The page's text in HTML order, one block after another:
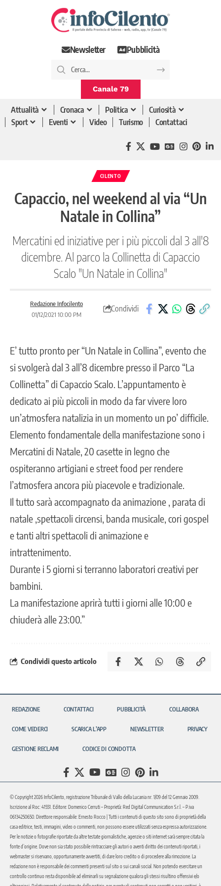
Newsletter Pubblicità
Canale 79
Attualità Cronaca Politica
Curiosità
Sport
Eventi Video Turismo Contattaci
CILENTO
Capaccio, nel weekend al via “Un
Natale in Collina”
Mercatini ed iniziative per i più piccoli dal 3 all'8
dicembre. Al parco la Collinetta di Capaccio
Scalo "Un Natale in Collina"
Redazione Infocilento
01/12/2021 10:00 PM
Condividi
E’ tutto pronto per “Un Natale in Collina”, evento che
si svolgerà dal 3 all’8 dicembre presso il Parco “La
Collinetta” di Capaccio Scalo. L’appuntamento è
dedicato ai più piccoli in modo da far vivere loro
un’atmosfera natalizia in un momento un po’ difficile.
Elemento fondamentale della manifestazione sono i
Mercatini di Natale, 20 casette in legno che
ospiteranno artigiani e street food per rendere
l’atmosfera ancora più piacevole e tradizionale.
Il tutto sarà accompagnato da animazione , parata di
natale ,spettacoli circensi, banda musicale, cori gospel
e tanti altri spettacoli di animazione e
intrattenimento.
Durante i 5 giorni si terranno laboratori creativi per
bambini.
La manifestazione aprirà tutti i giorni alle 10:00 e
chiuderà alle 23:00.”
Condividi questo articolo
REDAZIONE CONTATTACI PUBBLICITÀ COLLABORA
COME VEDERCI SCARICA L’APP NEWSLETTER PRIVACY
GESTIONE RECLAMI CODICE DI CONDOTTA
© Copyright 2026 InfoCilento, registrazione Tribunale di Vallo della Lucania nr. 1/09 del 12 Gennaio 2009.
Iscrizione al Roc: 41551. Editore: Domenico Cerruti – Proprietà: Red Digital Communication S.r.l. – P.iva
06134250650. Direttore responsabile: Ernesto Rocco | Tutti i contenuti di questo sito sono di proprietà della
casa editrice, testi, immagini, video o commenti, non possono essere utilizzati senza espressa autorizzazione.
Per le notizie o fotografie riportate da altre testate giornalistiche, agenzie o siti internet sarà sempre citata la
fonte d’origine. Dove non sia stato possibile rintracciare gli autori o aventi diritto dei contenuti riportati, i
webmaster si riservano, opportunamente avvertiti, di dare loro credito o di procedere alla rimozione. La
redazione non è responsabile dei commenti presenti sul sito o sui canali social. Non potendo esercitare un
controllo continuo resta disponibile ad eliminarli su segnalazione qualora gli stessi risultino offensivi e/o